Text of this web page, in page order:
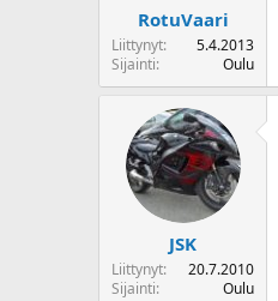
RotuVaari
Liittynyt
5.4.2013
Sijainti
Oulu
JSK
Liittynyt
20.7.2010
Sijainti
Oulu